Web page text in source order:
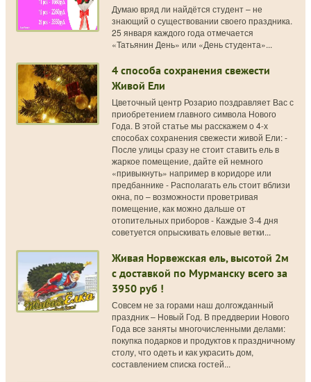
Думаю вряд ли найдётся студент – не
знающий о существовании своего праздника.
25 января каждого года отмечается
«Татьянин День» или «День студента»...
4 способа сохранения свежести
Живой Ели
Цветочный центр Розарио поздравляет Вас с
приобретением главного символа Нового
Года. В этой статье мы расскажем о 4-х
способах сохранения свежести живой Ели: -
После улицы сразу не стоит ставить ель в
жаркое помещение, дайте ей немного
«привыкнуть» например в коридоре или
предбаннике - Располагать ель стоит вблизи
окна, по – возможности проветривая
помещение, как можно дальше от
отопительных приборов - Каждые 3-4 дня
советуется опрыскивать еловые ветки...
Живая Норвежская ель, высотой 2м
с доставкой по Мурманску всего за
3950 руб !
Совсем не за горами наш долгожданный
праздник – Новый Год. В преддверии Нового
Года все заняты многочисленными делами:
покупка подарков и продуктов к праздничному
столу, что одеть и как украсить дом,
составлением списка гостей...